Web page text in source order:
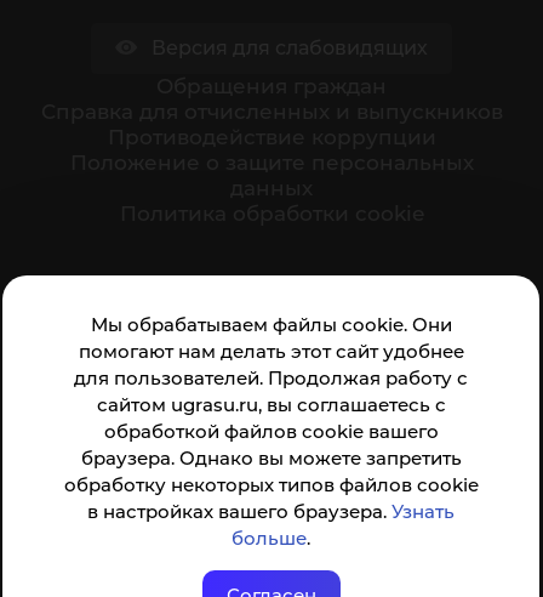
Мы обрабатываем файлы cookie. Они
помогают нам делать этот сайт удобнее
для пользователей. Продолжая работу с
сайтом ugrasu.ru, вы соглашаетесь с
обработкой файлов cookie вашего
браузера. Однако вы можете запретить
обработку некоторых типов файлов cookie
в настройках вашего браузера.Узнать
больше.
организации:
Анкета доступна по QR-коду, а так же по прямой
ссылке